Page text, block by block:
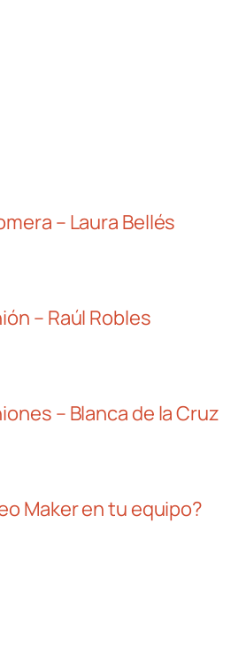
– Laura Bellés
– Raúl Robles
– Blanca de la Cruz
Maker en tu equipo?